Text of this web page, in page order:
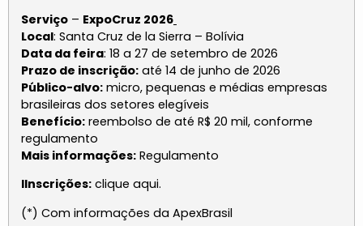
Serviço – ExpoCruz 2026
Local: Santa Cruz de la Sierra – Bolívia
Data da feira: 18 a 27 de setembro de 2026
Prazo de inscrição: até 14 de junho de 2026
Público-alvo: micro, pequenas e médias empresas
brasileiras dos setores elegíveis
Benefício: reembolso de até R$ 20 mil, conforme
regulamento
Mais informações: Regulamento
IInscrições: clique aqui.
(*) Com informações da ApexBrasil